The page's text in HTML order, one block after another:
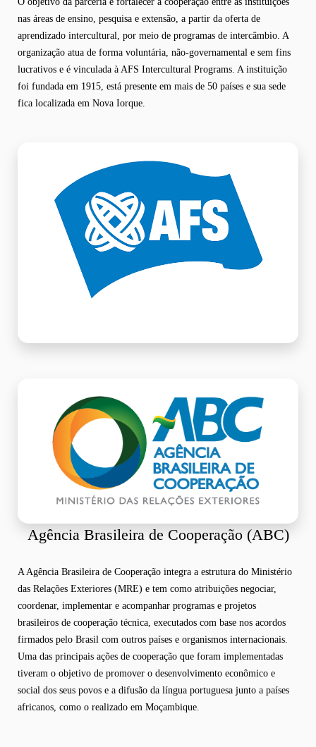
nas áreas de ensino, pesquisa e extensão, a partir da oferta de
aprendizado intercultural, por meio de programas de intercâmbio. A
organização atua de forma voluntária, não-governamental e sem fins
lucrativos e é vinculada à AFS Intercultural Programs. A instituição
foi fundada em 1915, está presente em mais de 50 países e sua sede
fica localizada em Nova Iorque.
Agência Brasileira de Cooperação (ABC)
A Agência Brasileira de Cooperação integra a estrutura do Ministério
das Relações Exteriores (MRE) e tem como atribuições negociar,
coordenar, implementar e acompanhar programas e projetos
brasileiros de cooperação técnica, executados com base nos acordos
firmados pelo Brasil com outros países e organismos internacionais.
Uma das principais ações de cooperação que foram implementadas
tiveram o objetivo de promover o desenvolvimento econômico e
social dos seus povos e a difusão da língua portuguesa junto a países
africanos, como o realizado em Moçambique.